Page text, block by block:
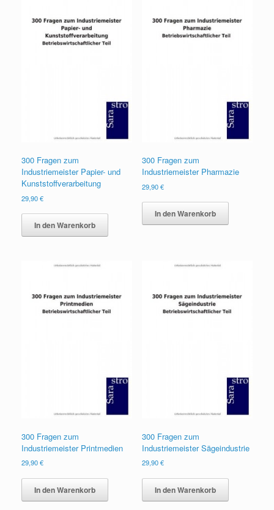
300 Fragen zum
Industriemeister Papier- und
Kunststoffverarbeitung
29,90€
In den Warenkorb
300 Fragen zum
Industriemeister Pharmazie
29,90€
In den Warenkorb
300 Fragen zum
Industriemeister Printmedien
29,90€
In den Warenkorb
300 Fragen zum
Industriemeister Sägeindustrie
29,90€
In den Warenkorb